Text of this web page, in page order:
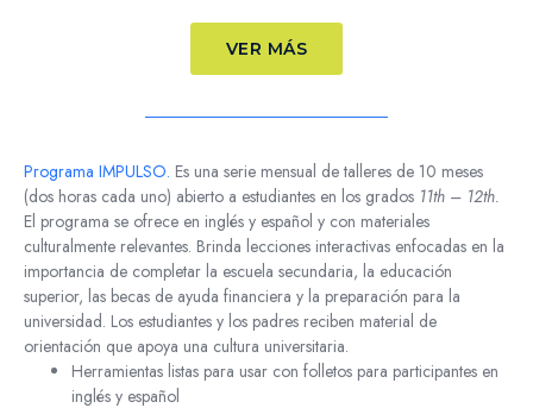
VER MÁS
Programa IMPULSO. Es una serie mensual de talleres de 10 meses
(dos horas cada uno) abierto a estudiantes en los grados 11th – 12th.
El programa se ofrece en inglés y español y con materiales
culturalmente relevantes. Brinda lecciones interactivas enfocadas en la
importancia de completar la escuela secundaria, la educación
superior, las becas de ayuda financiera y la preparación para la
universidad. Los estudiantes y los padres reciben material de
orientación que apoya una cultura universitaria.
Herramientas listas para usar con folletos para participantes en
inglés y español